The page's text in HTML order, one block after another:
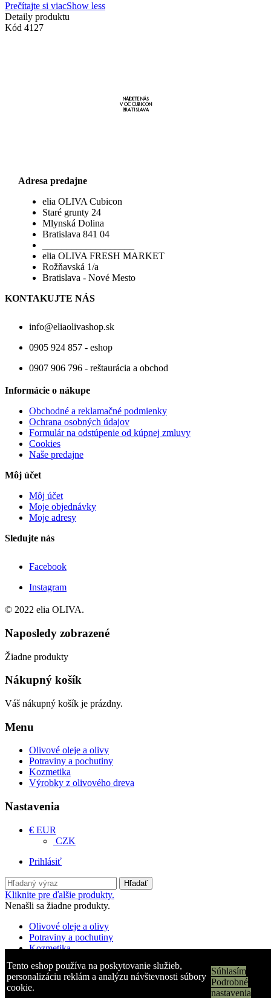
Tento eshop používa na poskytovanie služieb,
personalizáciu reklám a analýzu návštevnosti súbory
cookie.
Súhlasím
Podrobné
nastavenia
Prečítajte si viacShow less
Detaily produktu
Kód 4127
NÁJDETE NÁS
V OC CUBICON
BRATISLAVA
Adresa predajne
elia OLIVA Cubicon
Staré grunty 24
Mlynská Dolina
Bratislava 841 04
elia OLIVA FRESH MARKET
Rožňavská 1/a
Bratislava - Nové Mesto
KONTAKUJTE NÁS
info@eliaolivashop.sk
0905 924 857 - eshop
0907 906 796 - reštaurácia a obchod
Informácie o nákupe
Obchodné a reklamačné podmienky
Ochrana osobných údajov
Formulár na odstúpenie od kúpnej zmluvy
Cookies
Naše predajne
Môj účet
Môj účet
Moje objednávky
Moje adresy
Sledujte nás
Facebook
Instagram
© 2022 elia OLIVA.
Naposledy zobrazené
Žiadne produkty
Nákupný košík
Váš nákupný košík je prázdny.
Menu
Olivové oleje a olivy
Potraviny a pochutiny
Kozmetika
Výrobky z olivového dreva
Nastavenia
€ EUR
CZK
Prihlásiť
Hľadať
Kliknite pre ďalšie produkty.
Nenašli sa žiadne produkty.
Olivové oleje a olivy
Potraviny a pochutiny
Kozmetika
Košík 0
Top